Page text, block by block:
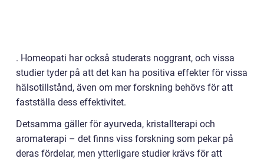
. Homeopati har också studerats noggrant, och vissa
studier tyder på att det kan ha positiva effekter för vissa
hälsotillstånd, även om mer forskning behövs för att
fastställa dess effektivitet.
Detsamma gäller för ayurveda, kristallterapi och
aromaterapi – det finns viss forskning som pekar på
deras fördelar, men ytterligare studier krävs för att